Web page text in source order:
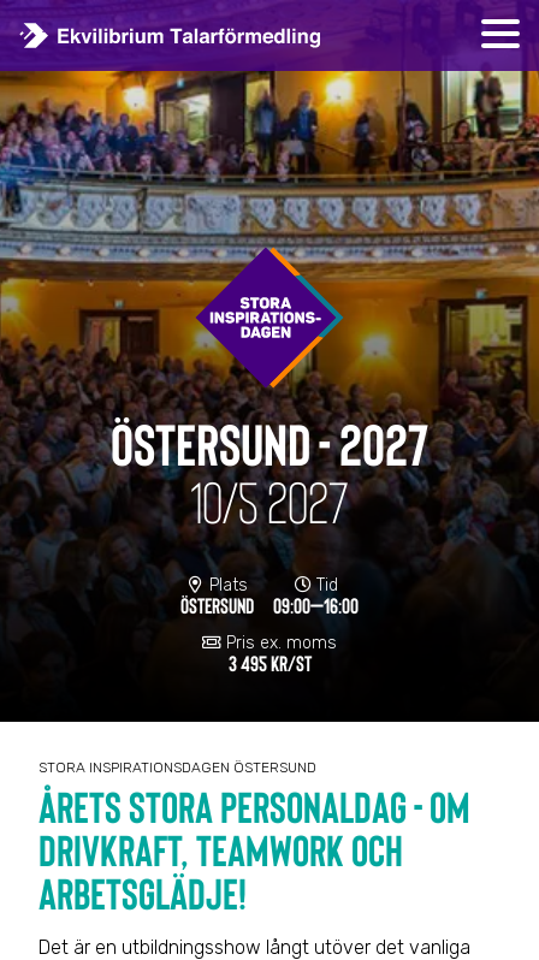
ÖSTERSUND - 2027
10/5 2027
Plats
ÖSTERSUND
Tid
09:00–16:00
Pris ex. moms
3 495 KR/ST
STORA INSPIRATIONSDAGEN ÖSTERSUND
ÅRETS STORA PERSONALDAG - OM
DRIVKRAFT, TEAMWORK OCH
ARBETSGLÄDJE!
Det är en utbildningsshow långt utöver det vanliga